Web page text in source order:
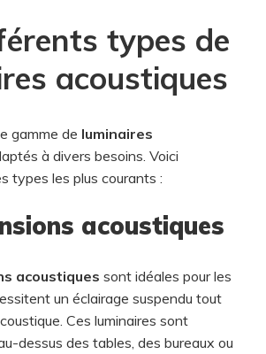
types de
acoustiques
gamme de luminaires
à divers besoins. Voici
types les plus courants :
acoustiques
acoustiques sont idéales pour les
un éclairage suspendu tout
Ces luminaires sont
dessus des tables, des bureaux ou